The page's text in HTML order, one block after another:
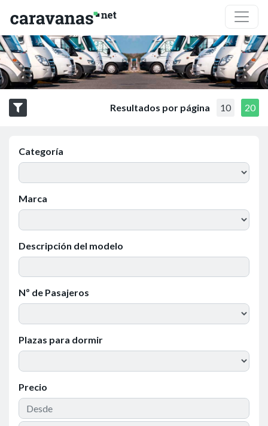
Resultados por página 10 20
Categoría
Marca
Descripción del modelo
Nº de Pasajeros
Plazas para dormir
Precio